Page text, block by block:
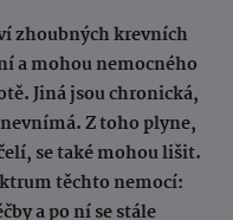
zhoubných krevních
a mohou nemocného
Jiná jsou chronická,
Z toho plyne,
se také mohou lišit.
těchto nemocí:
a po ní se stále